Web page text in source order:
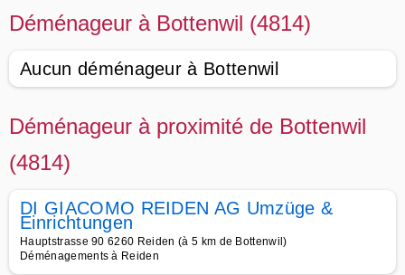
Déménageur à Bottenwil (4814)
Aucun déménageur à Bottenwil
Déménageur à proximité de Bottenwil
(4814)
DI GIACOMO REIDEN AG Umzüge &
Einrichtungen
Hauptstrasse 90 6260 Reiden (à 5 km de Bottenwil)
Déménagements à Reiden